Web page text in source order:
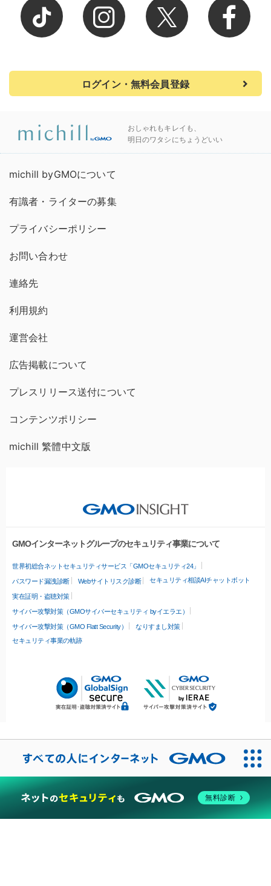
ログイン・無料会員登録
おしゃれもキレイも、
明日のワタシにちょうどいい
michill byGMOについて
有識者・ライターの募集
プライバシーポリシー
お問い合わせ
連絡先
利用規約
運営会社
広告掲載について
プレスリリース送付について
コンテンツポリシー
michill 繁體中文版
GMOインターネットグループのセキュリティ事業について
世界初総合ネットセキュリティサービス「GMOセキュリティ24」
パスワード漏洩診断 Webサイトリスク診断 セキュリティ相談AIチャットボット
実在証明・盗聴対策
サイバー攻撃対策（GMOサイバーセキュリティ byイエラエ）
サイバー攻撃対策（GMO Flatt Security）
なりすまし対策
セキュリティ事業の軌跡
無料診断